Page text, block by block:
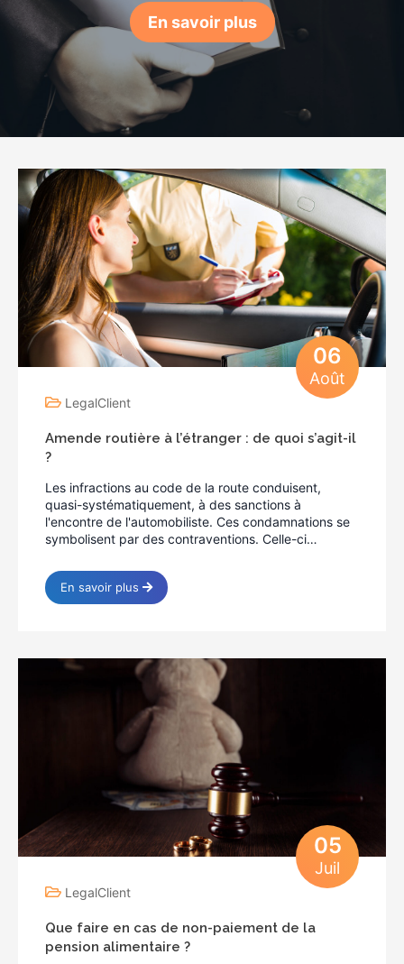
En savoir plus
LegalClient
06
Août
Amende routière à l’étranger : de quoi s’agit-il
?
Les infractions au code de la route conduisent,
quasi-systématiquement, à des sanctions à
l'encontre de l'automobiliste. Ces condamnations se
symbolisent par des contraventions. Celle-ci…
En savoir plus
LegalClient
05
Juil
Que faire en cas de non-paiement de la
pension alimentaire ?